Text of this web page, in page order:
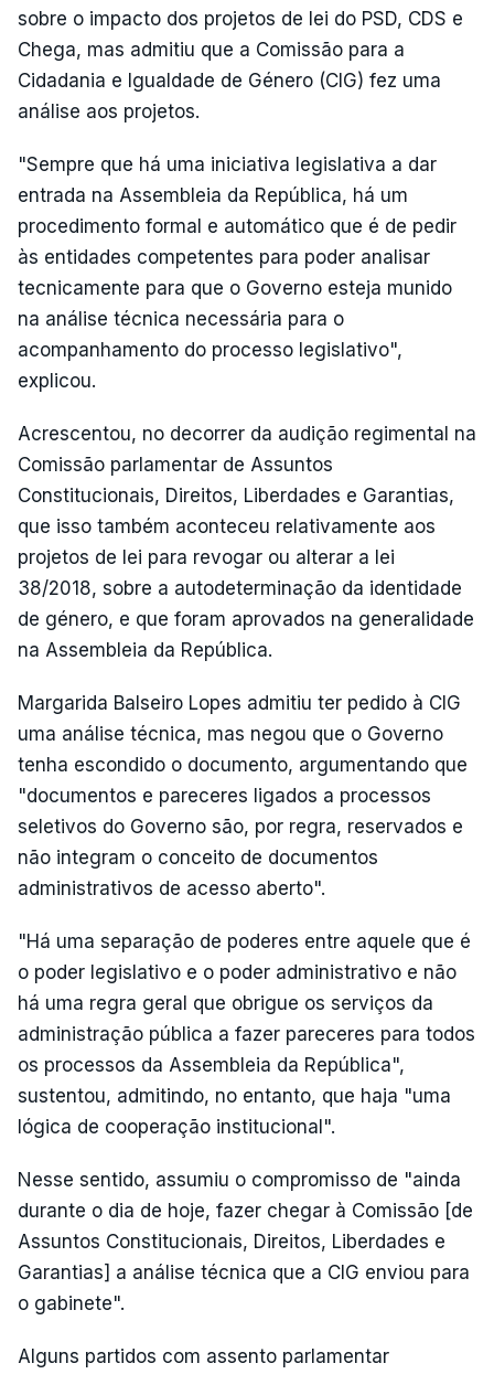
sobre o impacto dos projetos de lei do PSD, CDS e
Chega, mas admitiu que a Comissão para a
Cidadania e Igualdade de Género (CIG) fez uma
análise aos projetos.
"Sempre que há uma iniciativa legislativa a dar
entrada na Assembleia da República, há um
procedimento formal e automático que é de pedir
às entidades competentes para poder analisar
tecnicamente para que o Governo esteja munido
na análise técnica necessária para o
acompanhamento do processo legislativo",
explicou.
Acrescentou, no decorrer da audição regimental na
Comissão parlamentar de Assuntos
Constitucionais, Direitos, Liberdades e Garantias,
que isso também aconteceu relativamente aos
projetos de lei para revogar ou alterar a lei
38/2018, sobre a autodeterminação da identidade
de género, e que foram aprovados na generalidade
na Assembleia da República.
Margarida Balseiro Lopes admitiu ter pedido à CIG
uma análise técnica, mas negou que o Governo
tenha escondido o documento, argumentando que
"documentos e pareceres ligados a processos
seletivos do Governo são, por regra, reservados e
não integram o conceito de documentos
administrativos de acesso aberto".
"Há uma separação de poderes entre aquele que é
o poder legislativo e o poder administrativo e não
há uma regra geral que obrigue os serviços da
administração pública a fazer pareceres para todos
os processos da Assembleia da República",
sustentou, admitindo, no entanto, que haja "uma
lógica de cooperação institucional".
Nesse sentido, assumiu o compromisso de "ainda
durante o dia de hoje, fazer chegar à Comissão [de
Assuntos Constitucionais, Direitos, Liberdades e
Garantias] a análise técnica que a CIG enviou para
o gabinete".
Alguns partidos com assento parlamentar